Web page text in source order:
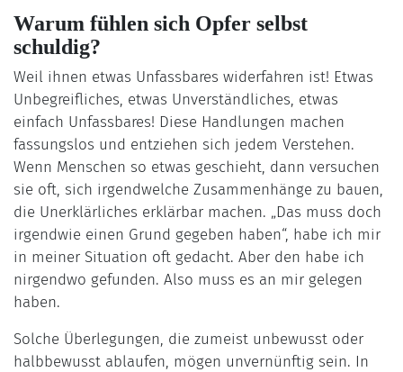
Warum fühlen sich Opfer selbst
schuldig?
Weil ihnen etwas Unfassbares widerfahren ist! Etwas
Unbegreifliches, etwas Unverständliches, etwas
einfach Unfassbares! Diese Handlungen machen
fassungslos und entziehen sich jedem Verstehen.
Wenn Menschen so etwas geschieht, dann versuchen
sie oft, sich irgendwelche Zusammenhänge zu bauen,
die Unerklärliches erklärbar machen. „Das muss doch
irgendwie einen Grund gegeben haben“, habe ich mir
in meiner Situation oft gedacht. Aber den habe ich
nirgendwo gefunden. Also muss es an mir gelegen
haben.
Solche Überlegungen, die zumeist unbewusst oder
halbbewusst ablaufen, mögen unvernünftig sein. In